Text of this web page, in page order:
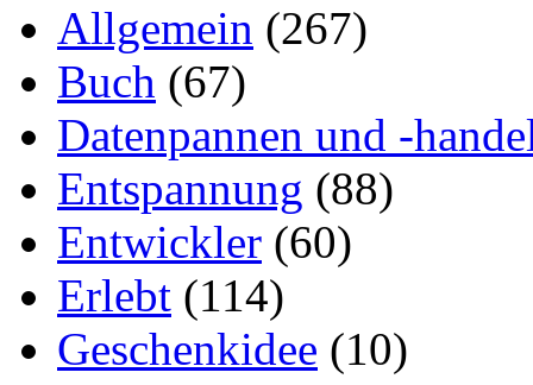
Allgemein (267)
Buch (67)
Datenpannen und -
Entspannung (88)
Entwickler (60)
Erlebt (114)
Geschenkidee (10)